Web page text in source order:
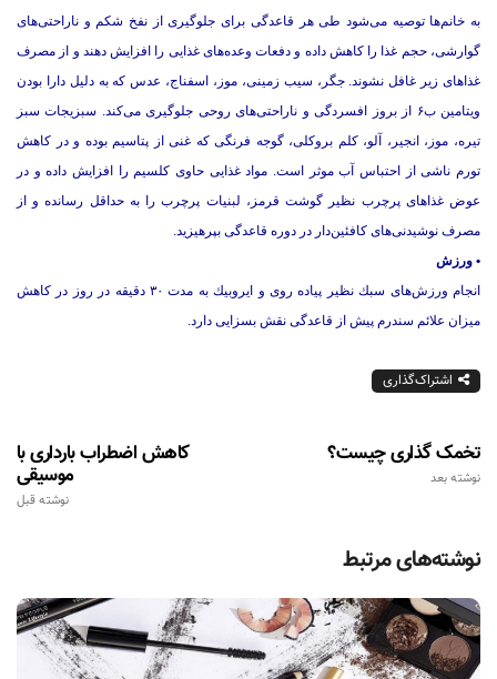
به خانم‌ها توصیه می‌شود طی هر قاعدگی برای جلوگیری از نفخ شكم و ناراحتی‌های
گوارشی، حجم غذا را كاهش داده و دفعات وعده‌های غذایی را افزایش دهند و از مصرف
غذاهای زیر غافل نشوند. جگر، سیب زمینی، موز، اسفناج، عدس كه به دلیل دارا بودن
ویتامین ب۶ از بروز افسردگی و ناراحتی‌های روحی جلوگیری می‌كند. سبزیجات سبز
تیره، موز، انجیر، آلو، كلم بروكلی، گوجه فرنگی كه غنی از پتاسیم بوده و در كاهش
تورم ناشی از احتباس آب موثر است. مواد غذایی حاوی كلسیم را افزایش داده و در
عوض غذاهای پرچرب نظیر گوشت قرمز، لبنیات پرچرب را به حداقل رسانده و از
مصرف نوشیدنی‌های كافئین‌دار در دوره قاعدگی بپرهیزید.
• ورزش
انجام ورزش‌های سبك نظیر پیاده روی و ایروبیك به مدت ۳۰ دقیقه در روز در كاهش
میزان علائم سندرم پیش از قاعدگی نقش بسزایی دارد.
اشتراک‌گذاری
کاهش اضطراب بارداری با
موسیقی
نوشته قبل
تخمک گذاری چیست؟
نوشته بعد
نوشته‌های مرتبط